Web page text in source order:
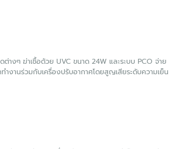
างๆ ฆ่าเชื้อด้วย UVC ขนาด 24W และระบบ PCO จ่าย
ำงานร่วมกับเครื่องปรับอากาศโดยสูญเสียระดับความเย็น